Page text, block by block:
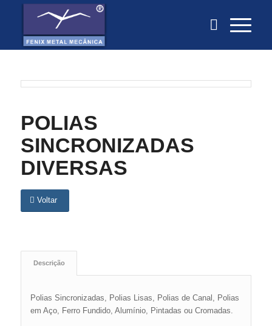
POLIAS
SINCRONIZADAS
DIVERSAS
Voltar
Descrição
Polias Sincronizadas, Polias Lisas, Polias de Canal, Polias
em Aço, Ferro Fundido, Alumínio, Pintadas ou Cromadas.